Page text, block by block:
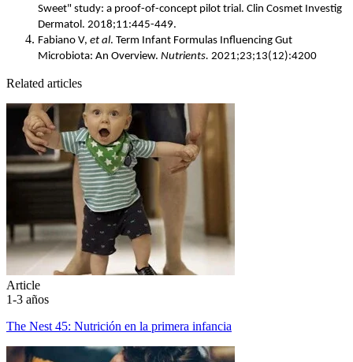
Sweet" study: a proof-of-concept pilot trial. Clin Cosmet Investig
Dermatol. 2018;11:445-449.
Fabiano V, et al. Term Infant Formulas Influencing Gut
Microbiota: An Overview. Nutrients. 2021;23;13(12):4200
Related articles
Article
1-3 años
The Nest 45: Nutrición en la primera infancia